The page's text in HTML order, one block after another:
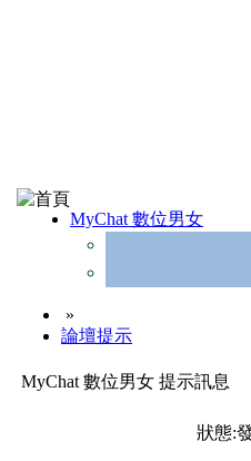
MyChat 數位男女
»
論壇提示
MyChat 數位男女 提示訊息
狀態: